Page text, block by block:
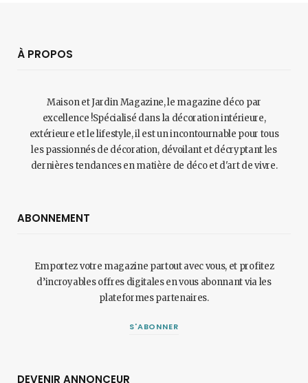
À PROPOS
Maison et Jardin Magazine, le magazine déco par
excellence !Spécialisé dans la décoration intérieure,
extérieure et le lifestyle, il est un incontournable pour tous
les passionnés de décoration, dévoilant et décryptant les
dernières tendances en matière de déco et d'art de vivre.
ABONNEMENT
Emportez votre magazine partout avec vous, et profitez
d’incroyables offres digitales en vous abonnant via les
plateformes partenaires.
S'ABONNER
DEVENIR ANNONCEUR